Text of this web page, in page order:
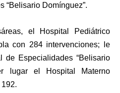
“Belisario Domínguez”.
el Hospital Pediátrico
con 284 intervenciones; le
Especialidades “Belisario
lugar el Hospital Materno